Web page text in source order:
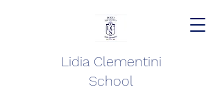
Lidia Clementini
School